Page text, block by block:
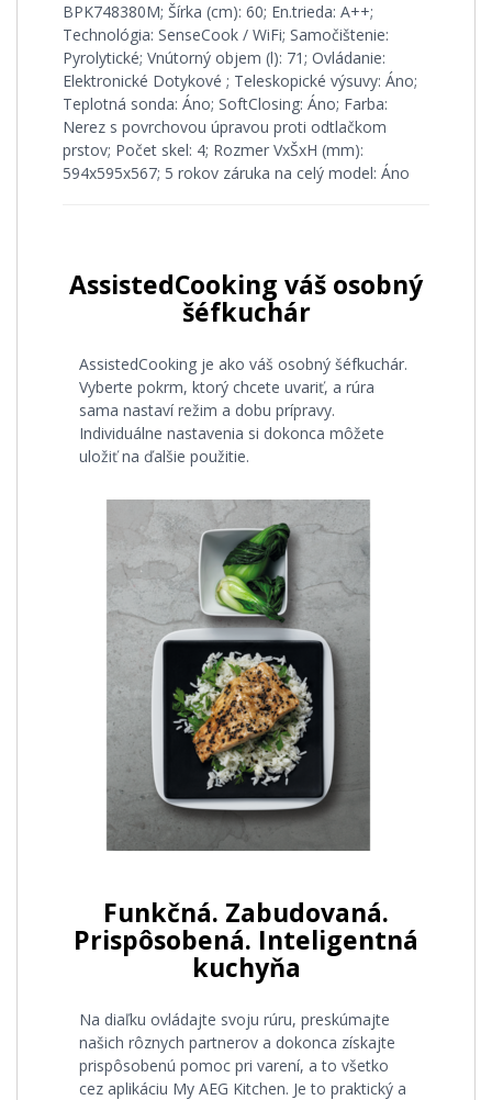
BPK748380M; Šírka (cm): 60; En.trieda: A++;
Technológia: SenseCook / WiFi; Samočištenie:
Pyrolytické; Vnútorný objem (l): 71; Ovládanie:
Elektronické Dotykové ; Teleskopické výsuvy: Áno;
Teplotná sonda: Áno; SoftClosing: Áno; Farba:
Nerez s povrchovou úpravou proti odtlačkom
prstov; Počet skel: 4; Rozmer VxŠxH (mm):
594x595x567; 5 rokov záruka na celý model: Áno
AssistedCooking váš osobný
šéfkuchár
AssistedCooking je ako váš osobný šéfkuchár.
Vyberte pokrm, ktorý chcete uvariť, a rúra
sama nastaví režim a dobu prípravy.
Individuálne nastavenia si dokonca môžete
uložiť na ďalšie použitie.
Funkčná. Zabudovaná.
Prispôsobená. Inteligentná
kuchyňa
Na diaľku ovládajte svoju rúru, preskúmajte
našich rôznych partnerov a dokonca získajte
prispôsobenú pomoc pri varení, a to všetko
cez aplikáciu My AEG Kitchen. Je to praktický a